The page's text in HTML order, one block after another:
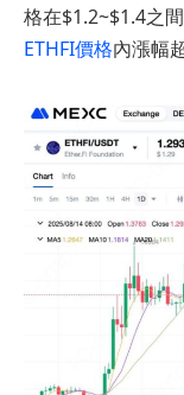
格在$1.2~$1.4之
ETHFI價格內漲幅